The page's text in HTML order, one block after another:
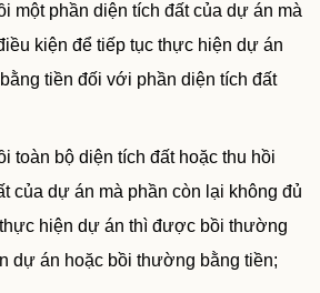
một phần diện tích đất của dự án mà
kiện để tiếp tục thực hiện dự án
tiền đối với phần diện tích đất
toàn bộ diện tích đất hoặc thu hồi
của dự án mà phần còn lại không đủ
hiện dự án thì được bồi thường
dự án hoặc bồi thường bằng tiền;